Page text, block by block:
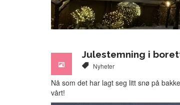
Julestemning i
Nyheter
Nå som det har lagt seg litt snø på
vårt!